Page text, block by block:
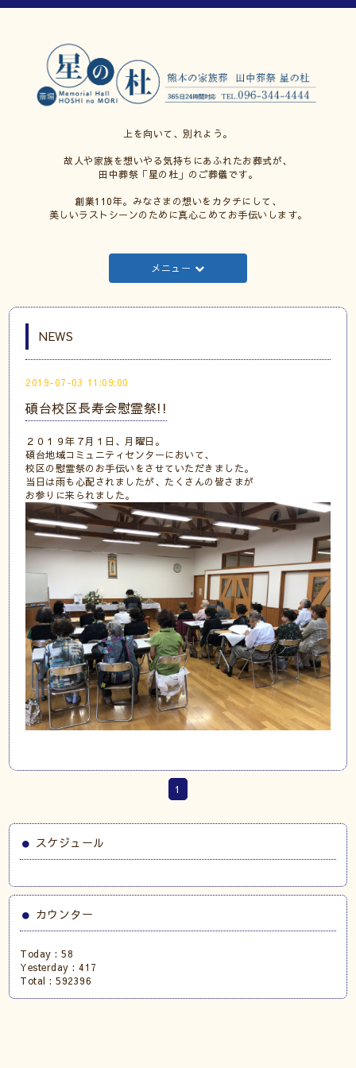
上を向いて、別れよう。
故人や家族を想いやる気持ちにあふれたお葬式が、
田中葬祭「星の杜」のご葬儀です。
創業110年。みなさまの想いをカタチにして、
美しいラストシーンのために真心こめてお手伝いします。
メニュー
NEWS
2019-07-03 11:09:00
碩台校区長寿会慰霊祭!!
２０１９年７月１日、月曜日。
碩台地域コミュニティセンターにおいて、
校区の慰霊祭のお手伝いをさせていただきました。
当日は雨も心配されましたが、たくさんの皆さまが
お参りに来られました。
1
スケジュール
カウンター
Today :58
Yesterday :417
Total :592396